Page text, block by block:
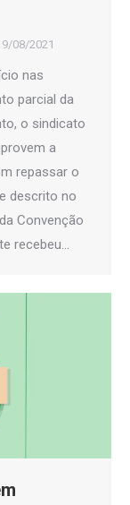
08/2021
nas
parcial da
o sindicato
a
repassar o
descrito no
Convenção
recebeu…